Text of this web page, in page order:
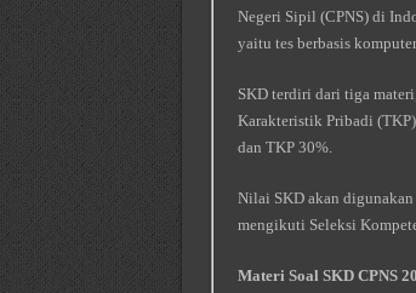
Negeri Sipil (CPNS) di
yaitu tes berbasis
SKD terdiri dari tiga
Karakteristik Pribadi
dan TKP 30%.
Nilai SKD akan digunakan
mengikuti Seleksi
Materi Soal SKD CPNS